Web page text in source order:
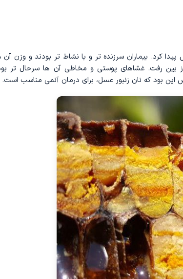
کرد. بیماران سرزنده‌ تر و با نشاط تر بودند و وزن آن‌
بین رفت. غشاهای پوستی و مخاطی آن ‌ها سرحال ‌تر
این بود که نان زنبور عسل، برای درمان آنمی مناسب است.